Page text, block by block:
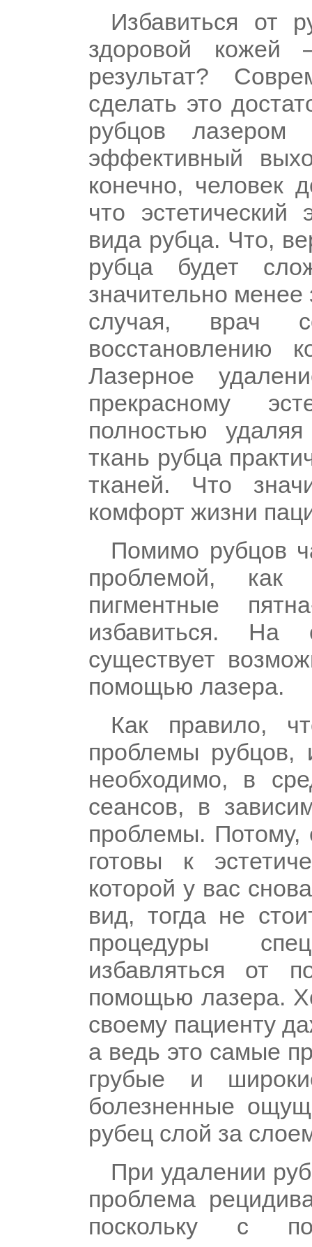
Избавиться от
здоровой кожей
результат?
сделать это
рубцов
эффективный
конечно, человек
что
вида рубца. Что,
рубца будет
значительно менее
случая, врач
восстановлению
Лазерное
прекрасному
полностью
ткань рубца
тканей. Что
комфорт жизни
Помимо рубцов
проблемой,
пигментные
избавиться. На
существует
помощью лазера.
Как правило,
проблемы рубцов,
необходимо, в
сеансов, в
проблемы.
готовы к
которой у вас
вид, тогда не
процедуры
избавляться от
помощью лазера.
своему пациенту
а ведь это самые
грубые и
болезненные
рубец слой за
При удалении
проблема
поскольку с